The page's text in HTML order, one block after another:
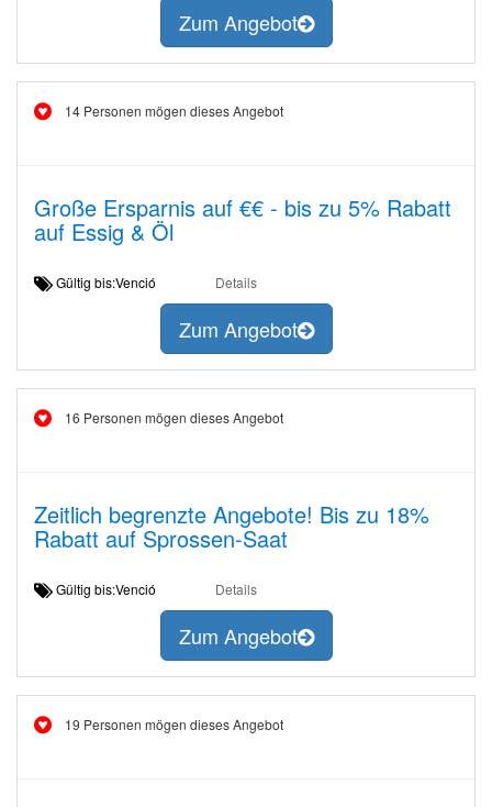
Zum Angebot
14 Personen mögen dieses Angebot
Große Ersparnis auf €€ - bis zu 5% Rabatt
auf Essig & Öl
Gültig bis:Venció Details
Zum Angebot
16 Personen mögen dieses Angebot
Zeitlich begrenzte Angebote! Bis zu 18%
Rabatt auf Sprossen-Saat
Gültig bis:Venció Details
Zum Angebot
19 Personen mögen dieses Angebot